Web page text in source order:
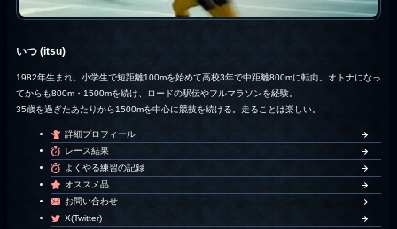
いつ (itsu)
1982年生まれ。小学生で短距離100mを始めて高校3年で中距離800mに転向。オトナになっ
てからも800m・1500mを続け、ロードの駅伝やフルマラソンを経験。
35歳を過ぎたあたりから1500mを中心に競技を続ける。走ることは楽しい。
詳細プロフィール
レース結果
よくやる練習の記録
オススメ品
お問い合わせ
X(Twitter)